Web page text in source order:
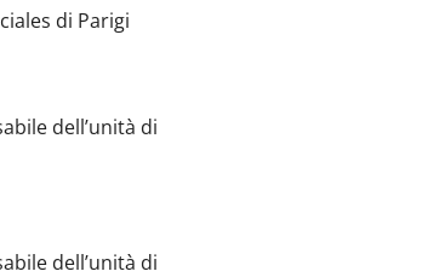
di Parigi
dell’unità di
dell’unità di